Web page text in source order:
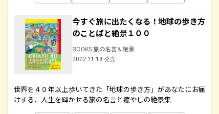
今すぐ旅に出たくなる！地球の歩き方
のことばと絶景１００
BOOKS 旅の名言＆絶景
2022.11.18 発売
世界を４０年以上歩いてきた「地球の歩き方」があなたにお届
けする、人生を輝かせる旅の名言と癒やしの絶景集